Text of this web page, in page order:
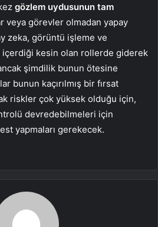
gözlem uydusunun tam
veya görevler olmadan yapay
zeka, görüntü işleme ve
içerdiği kesin olan rollerde giderek
şimdilik bunun ötesine
bunun kaçırılmış bir fırsat
riskler çok yüksek olduğu için,
devredebilmeleri için
yapmaları gerekecek.